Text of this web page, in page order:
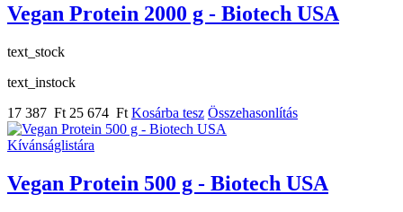
Vegan Protein 2000 g - Biotech USA
text_stock
text_instock
17 387 Ft 25 674 Ft Kosárba tesz Összehasonlítás
Kívánságlistára
Vegan Protein 500 g - Biotech USA